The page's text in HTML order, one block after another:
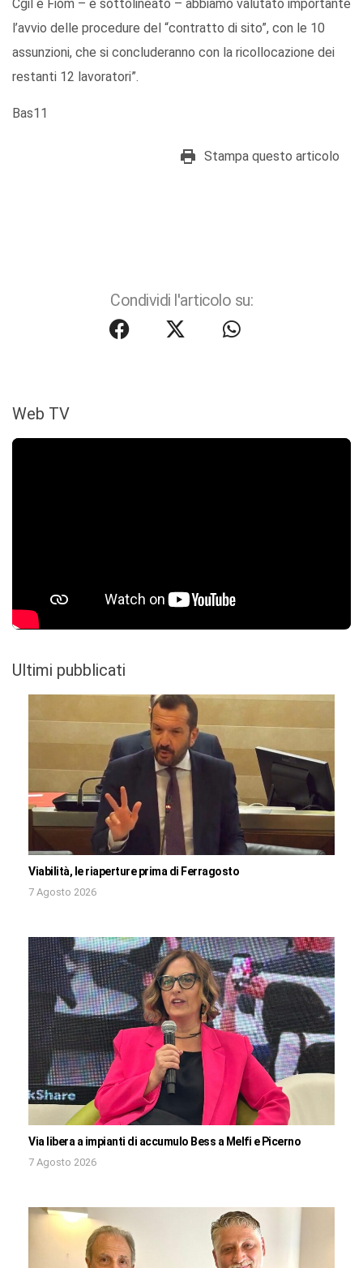
Cgil e Fiom – è sottolineato – abbiamo valutato importante
l’avvio delle procedure del “contratto di sito”, con le 10
assunzioni, che si concluderanno con la ricollocazione dei
restanti 12 lavoratori”.
Bas11
Stampa questo articolo
Condividi l'articolo su:
Web TV
Ultimi pubblicati
Viabilità, le riaperture prima di Ferragosto
7 Agosto 2026
Via libera a impianti di accumulo Bess a Melfi e Picerno
7 Agosto 2026